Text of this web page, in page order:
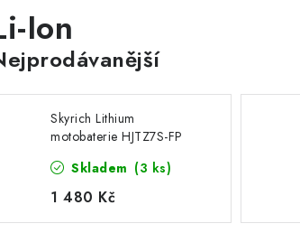
Ion
Skyrich Lithium
motobaterie HJTZ7S-FP
Skladem (3 ks)
1 480 Kč